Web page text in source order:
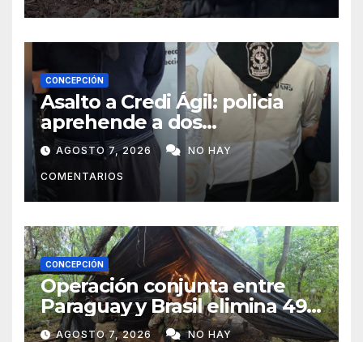
CONCEPCIÓN
Asalto a Credi Ágil: policia
aprehende a dos
sospechosos e incauta
evidencias en Concepción
AGOSTO 7, 2026 NO HAY
COMENTARIOS
CONCEPCIÓN
Operación conjunta entre
Paraguay y Brasil elimina 498
toneladas de marihuana en
AGOSTO 7, 2026 NO HAY